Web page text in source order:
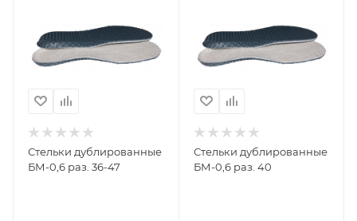
Стельки дублированные
БМ-0,6 раз. 36-47
Стельки дублированные
БМ-0,6 раз. 40